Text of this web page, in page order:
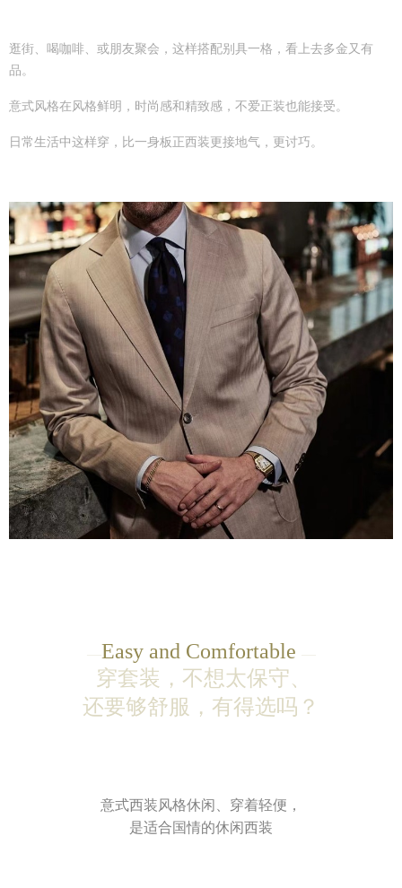
逛街、喝咖啡、或朋友聚会，这样搭配别具一格，看上去多金又有
品。
意式风格在风格鲜明，时尚感和精致感，不爱正装也能接受。
日常生活中这样穿，比一身板正西装更接地气，更讨巧。
—Easy and Comfortable —
穿套装， 不想太保守、
还要够舒服，有得选吗？
意式西装风格休闲、穿着轻便，
是适合国情的休闲西装